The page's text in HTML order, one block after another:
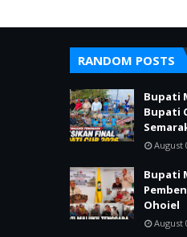
RANDOM POSTS
Bupati
Bupati
August
Bupati
Ohoiel
August